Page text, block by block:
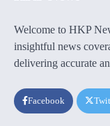
Welcome to HKP
insightful news
delivering accurate
Facebook